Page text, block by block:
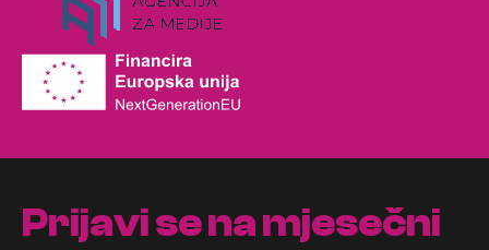
Prijavi se na mjesečni